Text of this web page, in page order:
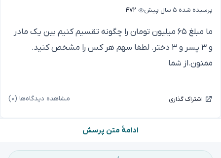
پرسیده شده ۵ سال پیش ۴۷۲
ما مبلغ ۶۵ میلیون تومان را چگونه تقسیم کنیم بین یک مادر
و ۳ پسر و ۳ دختر. لطفا سهم هر کس را مشخص کنید.
ممنون.از شما
اشتراک گذاری مشاهده دیدگاه‌ها (۰)
ادامهٔ متن پرسش